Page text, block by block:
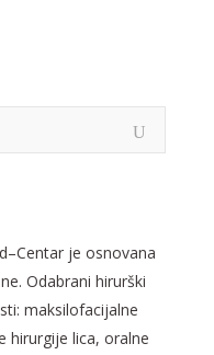
je osnovana
Odabrani hirurški
maksilofacijalne
hirurgije lica, oralne